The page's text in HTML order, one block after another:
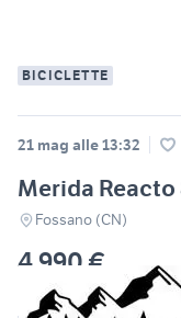
BICICLETTE
21 mag alle 13:32
Merida
Fossano (CN)
4.990 €